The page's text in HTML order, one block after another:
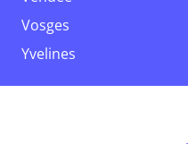
Vosges
Yvelines